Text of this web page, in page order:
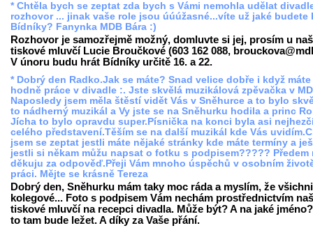
* Chtěla bych se zeptat zda bych s Vámi nemohla udělat
rozhovor ... jinak vaše role jsou úúúžasné...víte už jaké budete
Bídníky? Fanynka MDB Bára :)
Rozhovor je samozřejmě možný, domluvte si jej, prosím u
tiskové mluvčí Lucie Broučkové (603 162 088,
V únoru budu hrát Bídníky určitě 16. a 22.
* Dobrý den Radko.Jak se máte? Snad velice dobře i když máte
hodně práce v divadle :. Jste skvělá muzikálová zpěvačka v
Naposledy jsem měla štěstí vidět Vás v Sněhurce a to bylo
to nádherný muzikál a Vy jste se na Sněhurku hodila a princ
Jícha to bylo opravdu super.Písnička na konci byla asi
celého představení.Těším se na další muzikál kde Vás
jsem se zeptat jestli máte nějaké stránky kde máte termíny a
jestli si někam můžu napsat o fotku s podpisem????? Předem
děkuju za odpověď.Přeji Vám mnoho úspěchů v osobním
práci. Mějte se krásně Tereza
Dobrý den, Sněhurku mám taky moc ráda a myslím, že
kolegové... Foto s podpisem Vám nechám prostřednictvím
tiskové mluvčí na recepci divadla. Může být? A na jaké
to tam bude ležet. A díky za Vaše přání.